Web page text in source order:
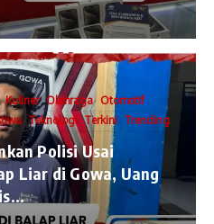
Kuliner Olahraga Otomotif
Teknologi Terkini Trending
Polisi Usai
Liar di Gowa, Uang